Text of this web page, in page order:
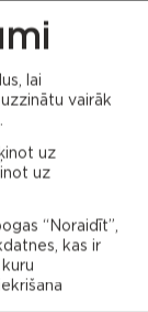
explore
lai
vairāk
.
uz
uz
“Noraidīt”,
kas ir